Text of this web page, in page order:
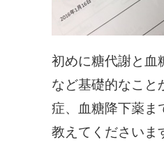
初めに糖代謝と血
など基礎的なこと
症、血糖降下薬ま
教えてくださいま